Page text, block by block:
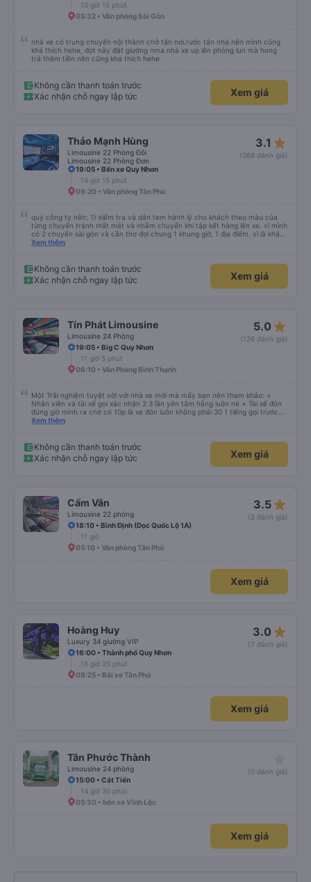
10 giờ 15 phút
05:32 • Văn phòng Sài Gòn
nhà xe có trung chuyển nội thành chở tận nơi.rước tận nhà nên mình cũng
khá thích hehe, đợt này đặt giường nma nhà xe up lên phòng lun mà hong
trả thêm tiền nên cũng khá thích hehe
Không cần thanh toán trước
Xác nhận chỗ ngay lập tức
Xem giá
Thảo Mạnh Hùng
Limousine 22 Phòng Đôi
Limousine 22 Phòng Đơn
3.1 star_rate
(368 đánh giá)
19:05 • Bến xe Quy Nhơn
14 giờ 15 phút
09:20 • Văn phòng Tân Phú
quý công ty nên: 1) kiểm tra và dán tem hành lý cho khách theo màu của
từng chuyến tránh mất mát và nhầm chuyến khi tập kết hàng lên xe. vì mình
có 2 chuyến sài gòn và cần thơ đợi chung 1 khung giờ, 1 địa điểm. vì là khách
thân thiết của quý công ty nên rất hài lòng và tin tưởng. tuy nhiên rất mong
thì chắc chắn quy công ty là nhà xe được yêu thích và lựa chọn số 1 quy
nhơn. rất cảm ơn quý anh chị em cty cũng như chị Thảo đã lắng nghe và
tiếp nhận. " khách hàng thân thiết nhiều năm của nhà xe từ thời sinh viên"
Xem thêm
Không cần thanh toán trước
Xác nhận chỗ ngay lập tức
Xem giá
Tín Phát Limousine
Limousine 24 Phòng
5.0 star_rate
(126 đánh giá)
19:05 • Big C Quy Nhơn
11 giờ 5 phút
06:10 • Văn Phòng Bình Thạnh
Một Trãi nghiệm tuyệt vời với nhà xe mới mà mấy bạn nên tham khảo: +
Nhân viên và tài xế gọi xác nhận 2 3 lần yên tâm hẵng luôn nè + Tài xế đón
đúng giờ mình ra chờ có 10p là xe đón luôn không phải 30 1 tiếng gọi trước
đợi cực + Xe mới, xịn, thơm và Đặt biệt là cực kỳ ưng mền gối trên xe luôn
trên không bị vướng chân như các xe khác mình từng đi + Tài xế lơ xe nhiệt
tình hỗ trợ hỏi đón trả cực bao nhiệt tình nhẹ nhàn luôn nha + Trên xe còn
có bánh nước, khăn lạnh. Tới trạm tài xế còn tinh ý chuẩn bị thêm khăn lạnh
Xem thêm
Không cần thanh toán trước
Xác nhận chỗ ngay lập tức
Xem giá
Cẩm Vân
Limousine 22 phòng
3.5 star_rate
(2 đánh giá)
18:10 • Bình Định (Dọc Quốc Lộ 1A)
11 giờ
05:10 • Văn phòng Tân Phú
Xem giá
Hoàng Huy
Luxury 34 giường VIP
3.0 star_rate
(7 đánh giá)
16:00 • Thành phố Quy Nhơn
16 giờ 25 phút
08:25 • Bãi xe Tân Phú
Xem giá
Tân Phước Thành
Limousine 24 phòng
(0 đánh giá)
15:00 • Cát Tiến
14 giờ 30 phút
05:30 • bến xe Vĩnh Lộc
Xem giá